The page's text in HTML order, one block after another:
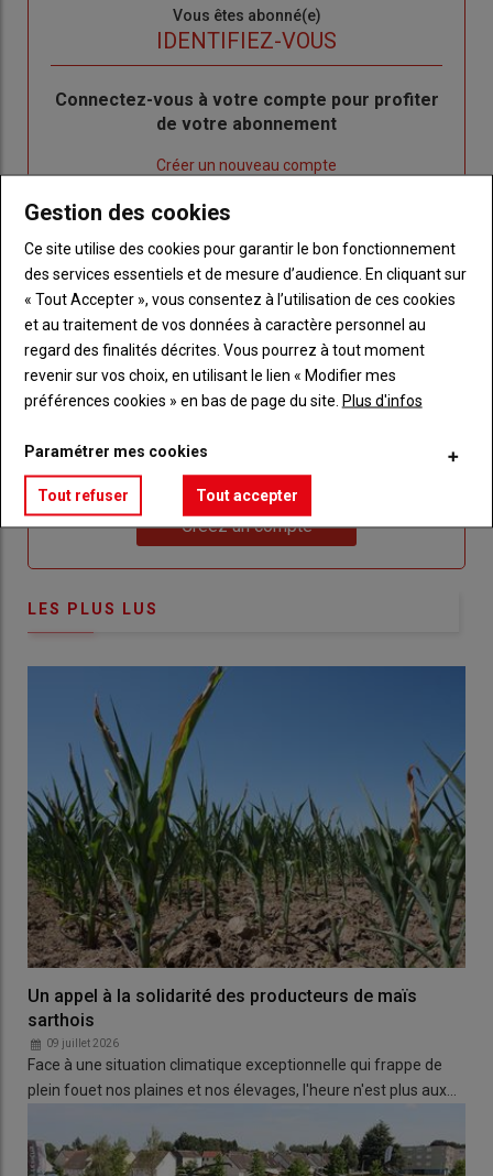
Vous êtes abonné(e)
IDENTIFIEZ-VOUS
Body
Connectez-vous à votre compte pour profiter
de votre abonnement
un
nouveau
compte"
Créer un nouveau compte
"Réinitialiser
votre
mot
de
passe"
Lien
connecte"
Je me connecte
titre
Vous n'êtes pas abonné(e)
TITRE CRÉEZ UN COMPTE
BodyChoisissez votre formule et créez votre
compte pour accéder à tout Réussir Agri72
Lien Créez un compte
LES PLUS LUS
Un appel à la solidarité des producteurs de maïs
sarthois
09 juillet 2026
Face à une situation climatique exceptionnelle qui frappe de
plein fouet nos plaines et nos élevages, l'heure n'est plus aux…
Gestion des cookies
Ce site utilise des cookies pour garantir le bon fonctionnement
des services essentiels et de mesure d’audience. En cliquant sur
« Tout Accepter », vous consentez à l’utilisation de ces cookies
et au traitement de vos données à caractère personnel au
regard des finalités décrites. Vous pourrez à tout moment
revenir sur vos choix, en utilisant le lien « Modifier mes
préférences cookies » en bas de page du site. Plus d'infos
Paramétrer mes cookies
Tout refuser Tout accepter